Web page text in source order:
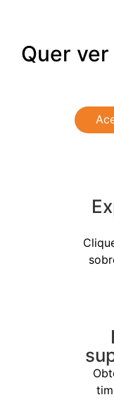
Quer